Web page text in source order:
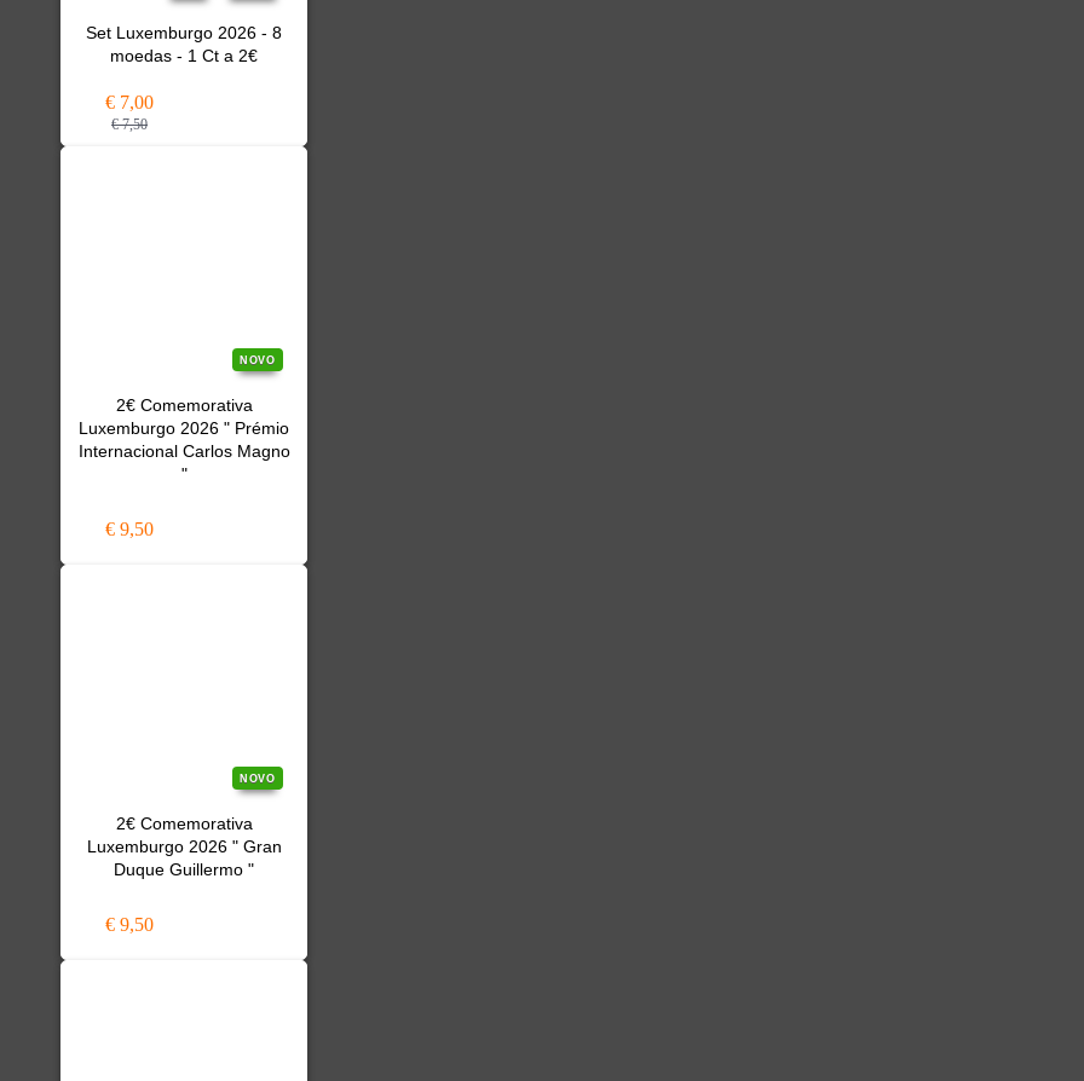
Set Luxemburgo 2026 - 8
moedas - 1 Ct a 2€
€ 7,00
€ 7,50
NOVO
2€ Comemorativa
Luxemburgo 2026 " Prémio
Internacional Carlos Magno
"
€ 9,50
NOVO
2€ Comemorativa
Luxemburgo 2026 " Gran
Duque Guillermo "
€ 9,50